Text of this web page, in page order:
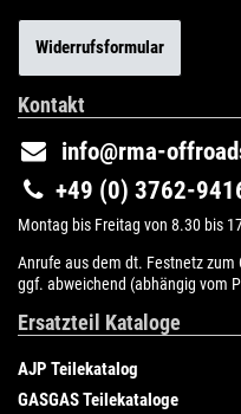
Widerrufsformular
Kontakt
info@rma-
+49 (0) 3762-
Montag bis Freitag von 8.30 bis
Anrufe aus dem dt. Festnetz
ggf. abweichend (abhängig vom
Ersatzteil Kataloge
AJP Teilekatalog
GASGAS Teilekataloge